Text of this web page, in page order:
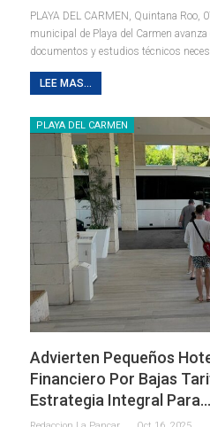
PLAYA DEL CARMEN, Quintana Roo,
municipal de Playa del Carmen
documentos y estudios técnicos
LEE MAS...
PLAYA DEL CARMEN
Advierten Pequeños
Financiero Por Bajas
Estrategia Integral Para…